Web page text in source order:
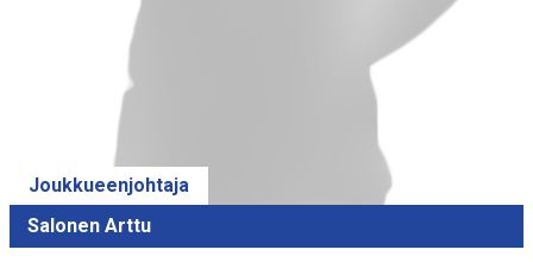
Joukkueenjohtaja
Salonen Arttu